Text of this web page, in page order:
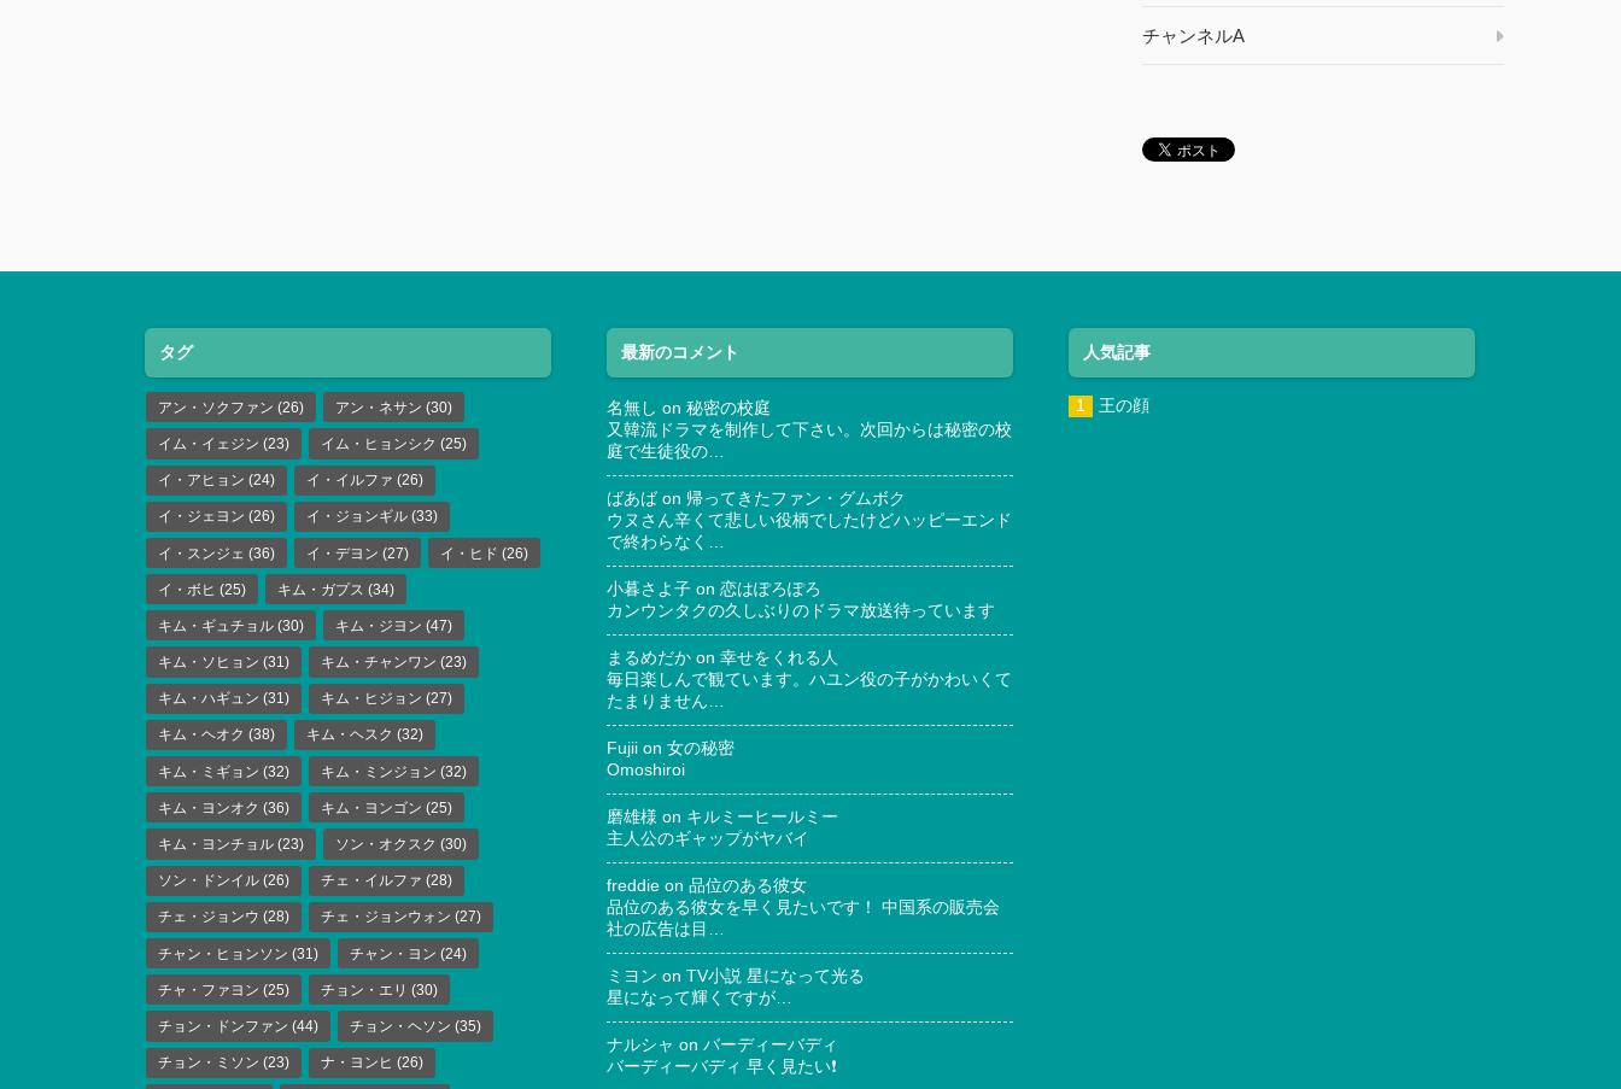
チャンネルA
タグ
アン・ソクファン (26) アン・ネサン (30)
イム・イェジン (23) イム・ヒョンシク (25)
イ・アヒョン (24) イ・イルファ (26)
イ・ジェヨン (26) イ・ジョンギル (33)
イ・スンジェ (36) イ・デヨン (27) イ・ヒド (26)
イ・ボヒ (25) キム・ガプス (34)
キム・ギュチョル (30) キム・ジヨン (47)
キム・ソヒョン (31) キム・チャンワン (23)
キム・ハギュン (31) キム・ヒジョン (27)
キム・ヘオク (38) キム・ヘスク (32)
キム・ミギョン (32) キム・ミンジョン (32)
キム・ヨンオク (36) キム・ヨンゴン (25)
キム・ヨンチョル (23) ソン・オクスク (30)
ソン・ドンイル (26) チェ・イルファ (28)
チェ・ジョンウ (28) チェ・ジョンウォン (27)
チャン・ヒョンソン (31) チャン・ヨン (24)
チャ・ファヨン (25) チョン・エリ (30)
チョン・ドンファン (44) チョン・ヘソン (35)
チョン・ミソン (23) ナ・ヨンヒ (26)
最新のコメント
名無し on 秘密の校庭
又韓流ドラマを制作して下さい。次回からは秘密の校
庭で生徒役の…
ばあば on 帰ってきたファン・グムボク
ウヌさん辛くて悲しい役柄でしたけどハッピーエンド
で終わらなく…
小暮さよ子 on 恋はぽろぽろ
カンウンタクの久しぶりのドラマ放送待っています
まるめだか on 幸せをくれる人
毎日楽しんで観ています。ハユン役の子がかわいくて
たまりません…
Fujii on 女の秘密
Omoshiroi
磨雄様 on キルミーヒールミー
主人公のギャップがヤバイ
freddie on 品位のある彼女
品位のある彼女を早く見たいです！ 中国系の販売会
社の広告は目…
ミヨン on TV小説 星になって光る
星になって輝くですが…
ナルシャ on バーディーバディ
バーディーバディ 早く見たい❗
人気記事
王の顔